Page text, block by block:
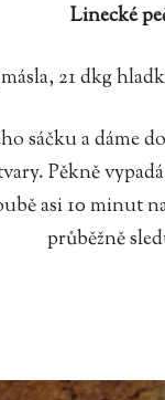
Linecké
21 dkg
sáčku a
Pěkně
asi 10
průběžně